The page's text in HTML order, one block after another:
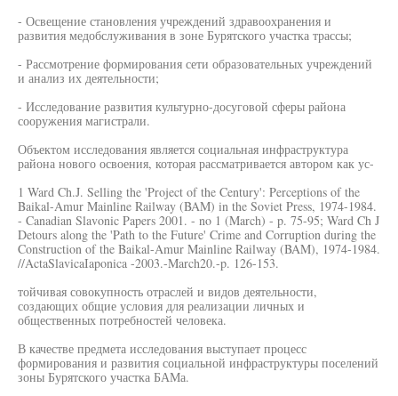
- Освещение становления учреждений здравоохранения и
развития медобслуживания в зоне Бурятского участка трассы;
- Рассмотрение формирования сети образовательных учреждений
и анализ их деятельности;
- Исследование развития культурно-досуговой сферы района
сооружения магистрали.
Объектом исследования является социальная инфраструктура
района нового освоения, которая рассматривается автором как ус-
1 Ward Ch.J. Selling the 'Project of the Century': Perceptions of the
Baikal-Amur Mainline Railway (BAM) in the Soviet Press, 1974-1984.
- Canadian Slavonic Papers 2001. - no 1 (March) - p. 75-95; Ward Ch J
Detours along the 'Path to the Future' Crime and Corruption during the
Construction of the Baikal-Amur Mainline Railway (BAM), 1974-1984.
//ActaSlavicaIaponica -2003.-March20.-p. 126-153.
тойчивая совокупность отраслей и видов деятельности,
создающих общие условия для реализации личных и
общественных потребностей человека.
В качестве предмета исследования выступает процесс
формирования и развития социальной инфраструктуры поселений
зоны Бурятского участка БАМа.